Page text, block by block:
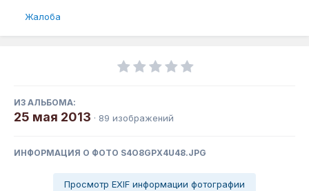
Жалоба
ИЗ АЛЬБОМА:
25 мая 2013 · 89 изображений
ИНФОРМАЦИЯ О ФОТО S4O8GPX4U48.JPG
Просмотр EXIF информации фотографии